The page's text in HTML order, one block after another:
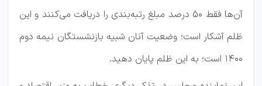
آن‌ها فقط ۵۰ درصد مبلغ رتبه‌بندی را دریافت می‌کنند و این
ظلم آشکار است؛ وضعیت آنان شبیه بازنشستگان نیمه دوم
۱۴۰۰ است؛ به این ظلم پایان دهید.